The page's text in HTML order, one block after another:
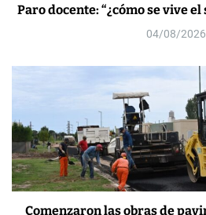
Paro docente: “¿cómo se vive
04/08/2026
Comenzaron las obras de